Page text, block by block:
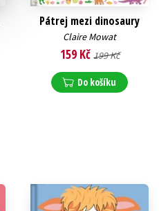
Pátrej mezi dinosaury
Claire Mowat
159 Kč 199 Kč
Do košíku